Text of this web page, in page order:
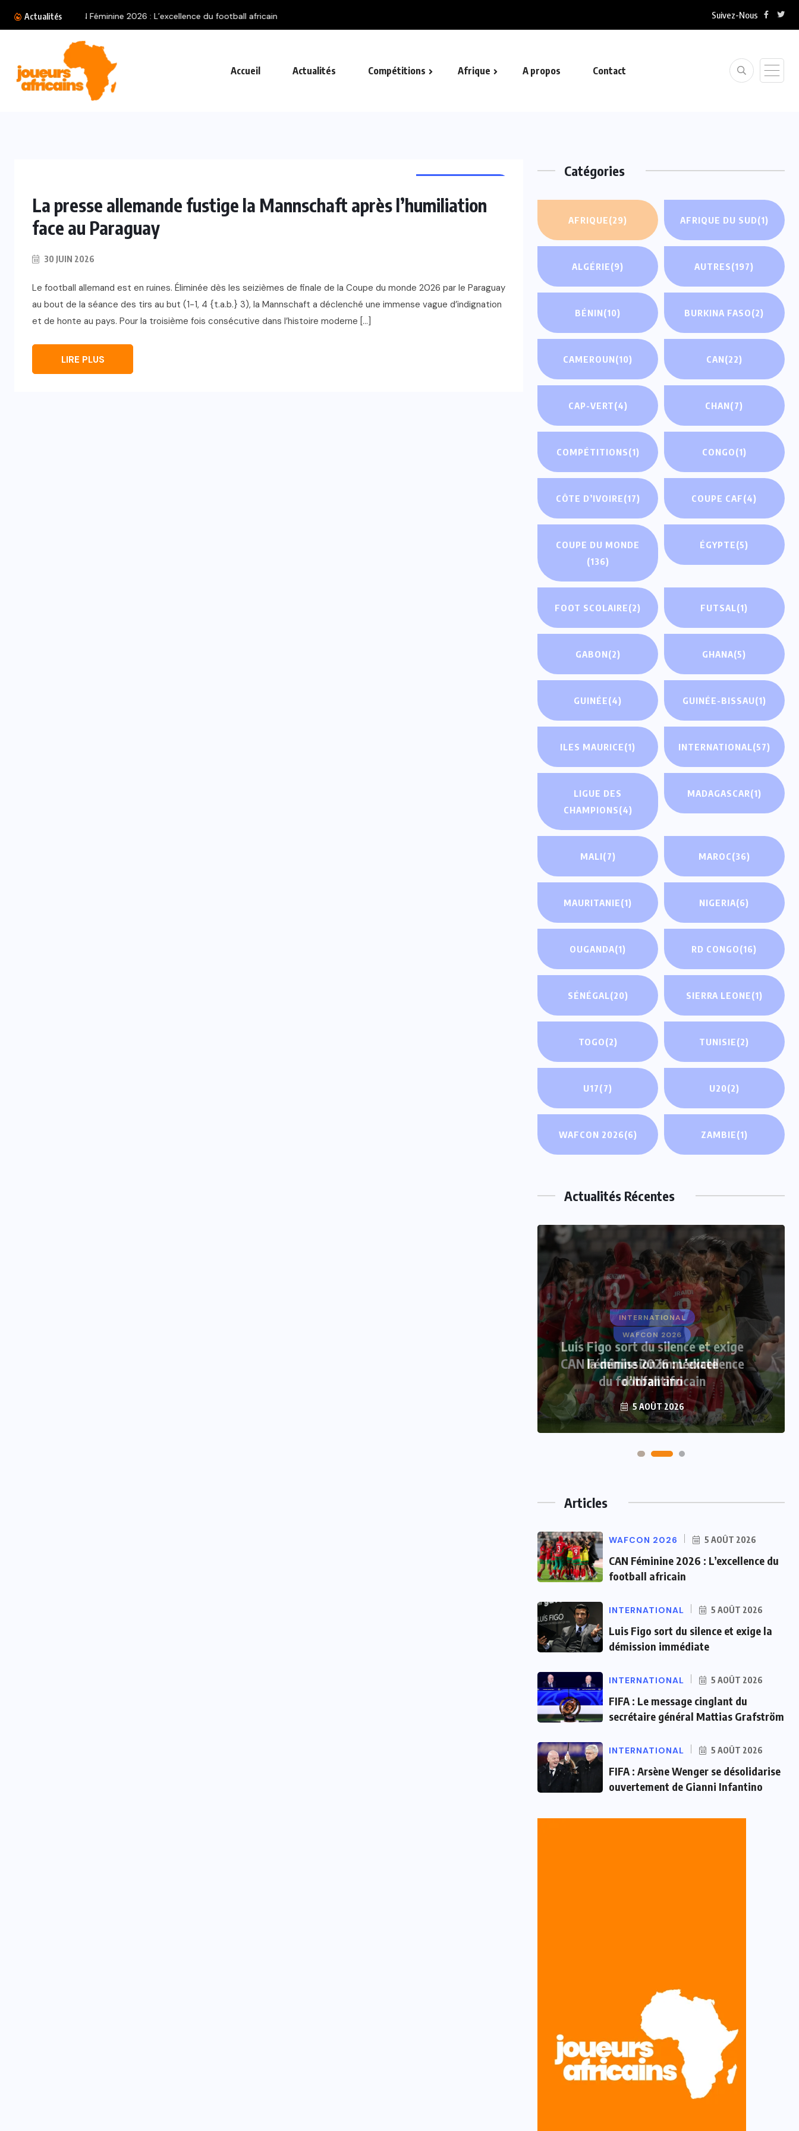
Actualités Luis Figo sort du silence et exige la... Suivez-Nous
Accueil Actualités Compétitions Afrique A propos Contact
La presse allemande fustige la Mannschaft après l’humiliation
face au Paraguay
30 JUIN 2026
Le football allemand est en ruines. Éliminée dès les seizièmes de finale de la Coupe du monde 2026 par le Paraguay
au bout de la séance des tirs au but (1-1, 4 {t.a.b.} 3), la Mannschaft a déclenché une immense vague d’indignation
et de honte au pays. Pour la troisième fois consécutive dans l’histoire moderne […]
LIRE PLUS
Catégories
AFRIQUE(29) AFRIQUE DU SUD(1)
ALGÉRIE(9) AUTRES(197)
BÉNIN(10) BURKINA FASO(2)
CAMEROUN(10) CAN(22)
CAP-VERT(4) CHAN(7)
COMPÉTITIONS(1) CONGO(1)
CÔTE D’IVOIRE(17) COUPE CAF(4)
COUPE DU MONDE
(136)
ÉGYPTE(5)
FOOT SCOLAIRE(2) FUTSAL(1)
GABON(2) GHANA(5)
GUINÉE(4) GUINÉE-BISSAU(1)
ILES MAURICE(1) INTERNATIONAL(57)
LIGUE DES
CHAMPIONS(4)
MADAGASCAR(1)
MALI(7) MAROC(36)
MAURITANIE(1) NIGERIA(6)
OUGANDA(1) RD CONGO(16)
SÉNÉGAL(20) SIERRA LEONE(1)
TOGO(2) TUNISIE(2)
U17(7) U20(2)
WAFCON 2026(6) ZAMBIE(1)
Actualités Récentes
INTERNATIONAL
Luis Figo sort du silence et exige
la démission immédiate
d’Infantino
5 AOÛT 2026
Articles
WAFCON 2026 5 AOÛT 2026
CAN Féminine 2026 : L’excellence du
football africain
INTERNATIONAL 5 AOÛT 2026
Luis Figo sort du silence et exige la
démission immédiate
INTERNATIONAL 5 AOÛT 2026
FIFA : Le message cinglant du
secrétaire général Mattias Grafström
INTERNATIONAL 5 AOÛT 2026
FIFA : Arsène Wenger se désolidarise
ouvertement de Gianni Infantino